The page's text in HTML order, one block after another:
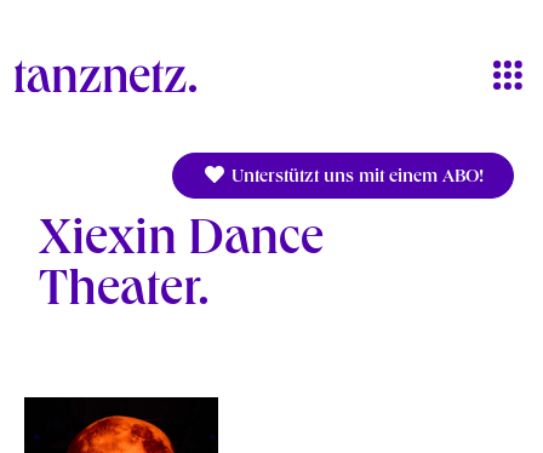
Unterstützt uns mit einem ABO!
Xiexin Dance
Theater